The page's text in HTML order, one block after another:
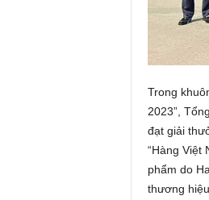
Trong
2023”,
đạt giải
“Hàng Việt
phẩm do
thương